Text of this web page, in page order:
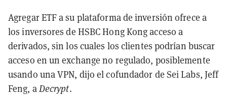
Agregar ETF a su plataforma de inversión ofrece a
los inversores de HSBC Hong Kong acceso a
derivados, sin los cuales los clientes podrían buscar
acceso en un exchange no regulado, posiblemente
usando una VPN, dijo el cofundador de Sei Labs, Jeff
Feng, a Decrypt.